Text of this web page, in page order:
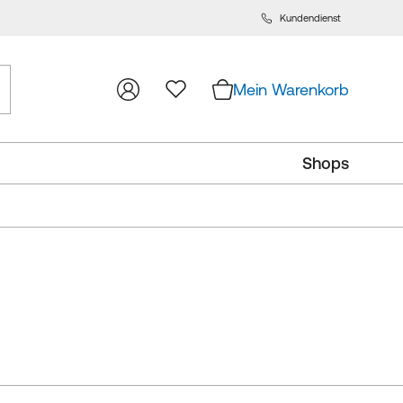
Kundendienst
Mein Warenkorb
Shops